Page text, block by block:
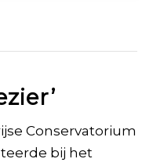
Conservatorium
bij het